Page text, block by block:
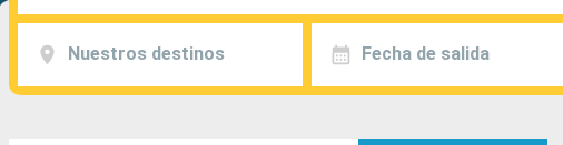
Nuestros destinos Fecha de salida